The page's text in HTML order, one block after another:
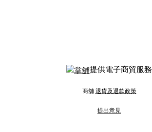
提供電子商貿服務
商舖 退貨及退款政策
提出意見